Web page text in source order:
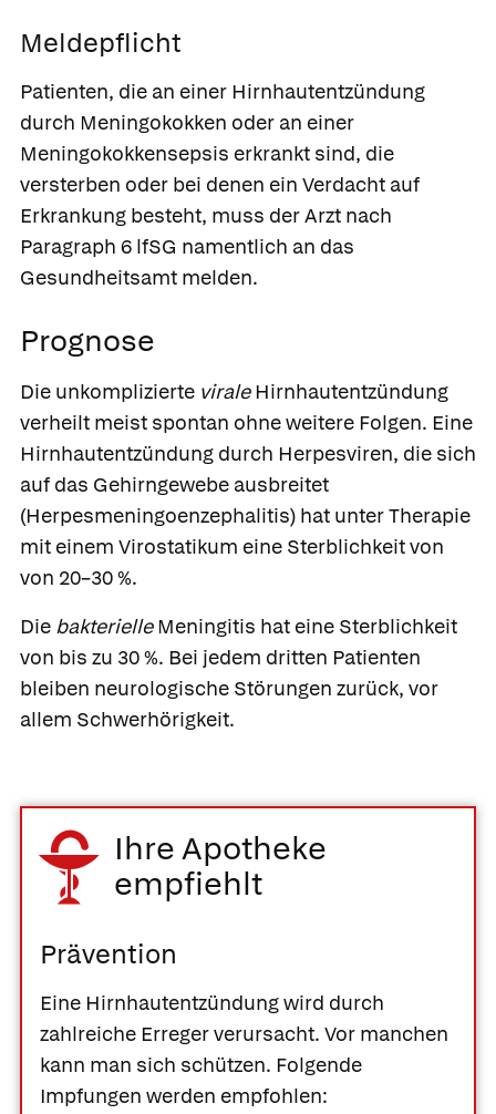
Meldepflicht
Patienten, die an einer Hirnhautentzündung
durch Meningokokken oder an einer
Meningokokkensepsis erkrankt sind, die
versterben oder bei denen ein Verdacht auf
Erkrankung besteht, muss der Arzt nach
Paragraph 6 lfSG namentlich an das
Gesundheitsamt melden.
Prognose
Die unkomplizierte viraleHirnhautentzündung
verheilt meist spontan ohne weitere Folgen. Eine
Hirnhautentzündung durch Herpesviren, die sich
auf das Gehirngewebe ausbreitet
(Herpesmeningoenzephalitis) hat unter Therapie
mit einem Virostatikum eine Sterblichkeit von
von 20–30 %.
Die bakterielleMeningitis hat eine Sterblichkeit
von bis zu 30 %. Bei jedem dritten Patienten
bleiben neurologische Störungen zurück, vor
allem Schwerhörigkeit.
Ihre Apotheke
empfiehlt
Prävention
Eine Hirnhautentzündung wird durch
zahlreiche Erreger verursacht. Vor manchen
kann man sich schützen. Folgende
Impfungen werden empfohlen: